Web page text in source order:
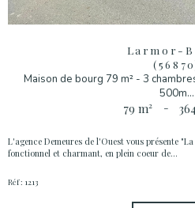
Larmor-
Maison de bourg 79 m² - 3
500m...
79 m² -
L'agence Demeures de l'Ouest vous présente
fonctionnel et charmant, en plein coeur de...
Réf : 1213